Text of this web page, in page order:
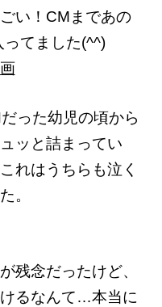
い！CMまであの
てました(^^)
った幼児の頃から
ッと詰まってい
れはうちらも泣く
。
残念だったけど、
るなんて…本当に